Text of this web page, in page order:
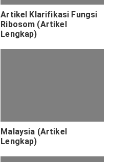
Artikel Klarifikasi Fungsi
Ribosom (Artikel
Lengkap)
Malaysia (Artikel
Lengkap)